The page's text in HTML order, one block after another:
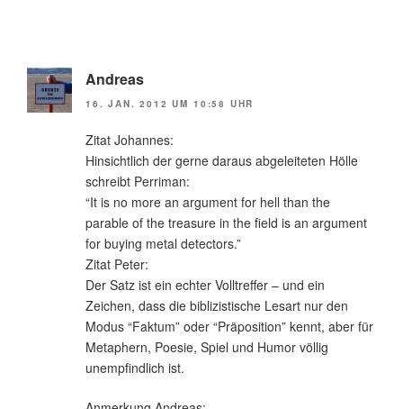
Andreas
16. JAN. 2012 UM 10:58 UHR
Zitat Johannes:
Hinsichtlich der gerne daraus abgeleiteten Hölle
schreibt Perriman:
“It is no more an argument for hell than the
parable of the treasure in the field is an argument
for buying metal detectors.”
Zitat Peter:
Der Satz ist ein echter Volltreffer – und ein
Zeichen, dass die biblizistische Lesart nur den
Modus “Faktum” oder “Präposition” kennt, aber für
Metaphern, Poesie, Spiel und Humor völlig
unempfindlich ist.